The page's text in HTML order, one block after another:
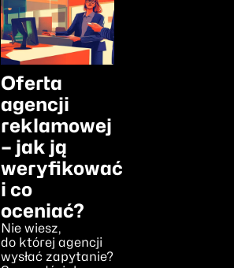
Oferta
agencji
reklamowej
– jak ją
weryfikować
i co
oceniać?
Nie wiesz,
do której agencji
wysłać zapytanie?